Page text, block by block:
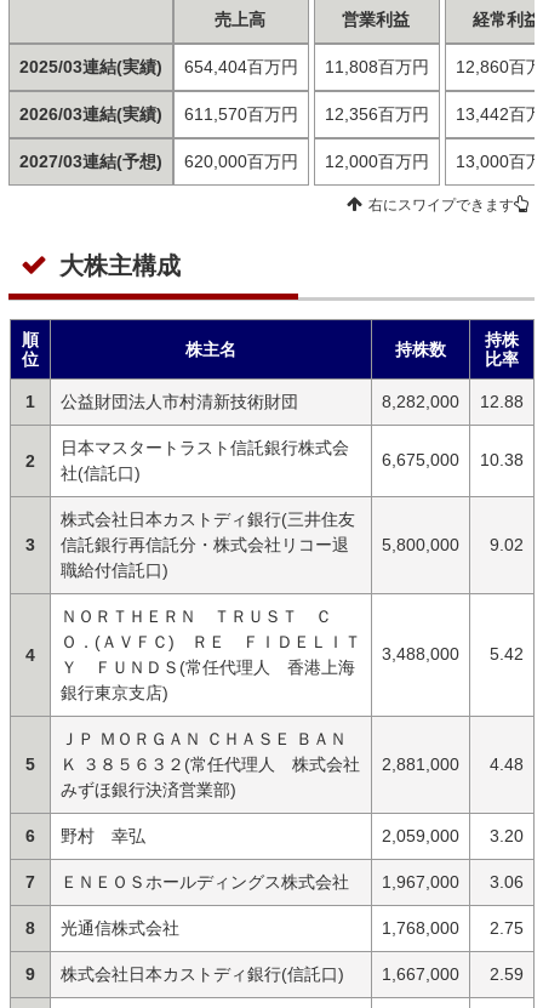
2025/03連結(実績)
2026/03連結(実績)
2027/03連結(予想)
売上高
654,404百万円
611,570百万円
620,000百万円
営業利益
11,808百万円
12,356百万円
12,000百万円
経常利益
12,860百
13,442百
13,000百
右にスワイプできます
大株主構成
順
位
株主名 持株数
持株
比率
1 公益財団法人市村清新技術財団 8,282,000 12.88
2
日本マスタートラスト信託銀行株式会
社(信託口)
6,675,000 10.38
3
株式会社日本カストディ銀行(三井住友
信託銀行再信託分・株式会社リコー退
職給付信託口)
5,800,000 9.02
4
ＮＯＲＴＨＥＲＮ ＴＲＵＳＴ Ｃ
Ｏ．(ＡＶＦＣ) ＲＥ ＦＩＤＥＬＩＴ
Ｙ ＦＵＮＤＳ(常任代理人 香港上海
銀行東京支店)
3,488,000 5.42
5
ＪＰ ＭＯＲＧＡＮ ＣＨＡＳＥ ＢＡＮ
Ｋ ３８５６３２(常任代理人 株式会社
みずほ銀行決済営業部)
2,881,000 4.48
6 野村 幸弘 2,059,000 3.20
7 ＥＮＥＯＳホールディングス株式会社 1,967,000 3.06
8 光通信株式会社 1,768,000 2.75
9 株式会社日本カストディ銀行(信託口) 1,667,000 2.59